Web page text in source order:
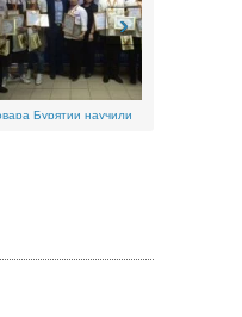
Бурятии научили
›